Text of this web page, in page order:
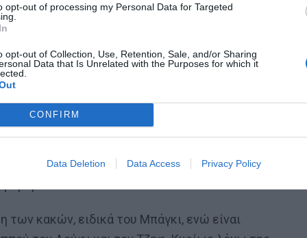
opt-out of processing my Personal Data for Targeted
opt-out of Collection, Use, Retention, Sale, and/or Sharing
Data that Is Unrelated with the Purposes for which it
CONFIRM
Data Deletion Data Access Privacy Policy
και στην αρχή προκαλεί έναν εκνευρισμό και έχει
τον ρόλο, γίνεται Λούφι. Ο Ζόρα είναι από την
ταιριαστή. Αντιθέτως, είναι εμφανώς
Ίσως και σε επίπεδο ταλέντου.
το anime, υπάρχει μια πιστότητα στο 90-95% των
οι ήρωες.
να υπάρχει ένας μπεκρής Σπάροου. Στη θέση του
των κακών, ειδικά του Μπάγκι, ενώ είναι